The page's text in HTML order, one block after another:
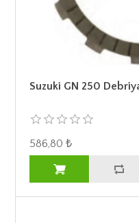
Suzuki GN 250
586,80 ₺